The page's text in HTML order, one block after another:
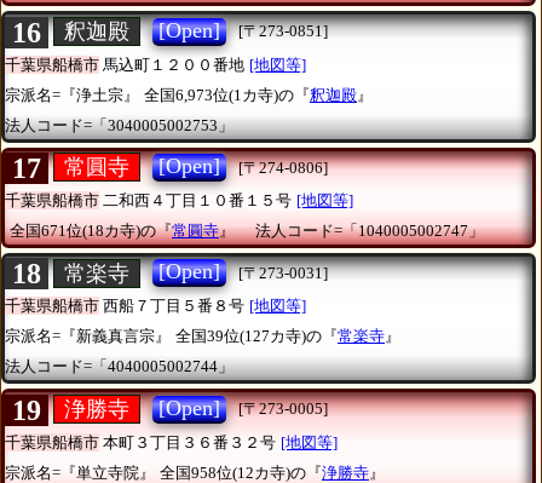
16 釈迦殿 [Open]
[〒273-0851]
千葉県船橋市 馬込町１２００番地 [地図等]
宗派名=『浄土宗』
全国6,973位(1カ寺)の『釈迦殿 』
法人コード=「3040005002753」
17 常圓寺 [Open]
[〒274-0806]
千葉県船橋市 二和西４丁目１０番１５号 [地図等]
全国671位(18カ寺)の『常圓寺』 法人コード=「1040005002747」
18 常楽寺 [Open]
[〒273-0031]
千葉県船橋市 西船７丁目５番８号 [地図等]
宗派名=『新義真言宗』
全国39位(127カ寺)の『常楽寺』
法人コード=「4040005002744」
19 浄勝寺 [Open]
[〒273-0005]
千葉県船橋市 本町３丁目３６番３２号 [地図等]
宗派名=『単立寺院』
全国958位(12カ寺)の『浄勝寺 』